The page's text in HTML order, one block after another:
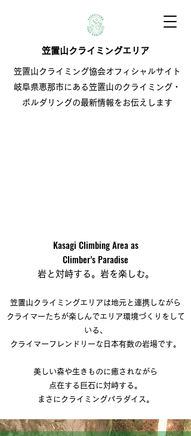
笠置山クライミング協会オフィシャルサイト
岐阜県恵那市にある笠置山のクライミング・
ボルダリングの最新情報をお伝えします
笠置山クライミングエリア
Kasagi Climbing Area as
Climber’s Paradise
岩と対峙する。岩を楽しむ。
笠置山クライミングエリアは地元と連携しながら
クライマーたちが楽しんでエリア環境づくりをして
いる、
クライマーフレンドリーな日本有数の岩場です。
美しい森や生きものに癒されながら
点在する巨石に対峙する。
まさにクライミングパラダイス。